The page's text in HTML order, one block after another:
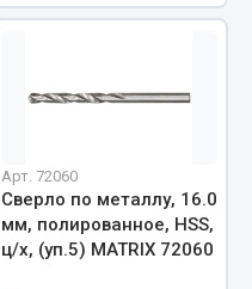
Арт. 72060
Сверло по металлу, 16.0
мм, полированное, HSS,
ц/х, (уп.5) MATRIX 72060